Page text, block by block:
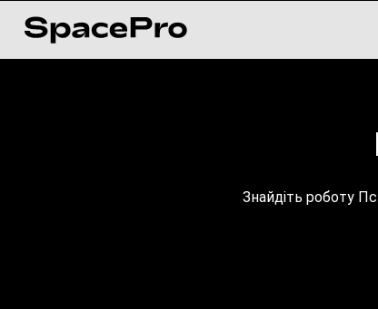
Знайдіть роботу